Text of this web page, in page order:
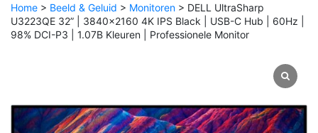
Home > Beeld & Geluid > Monitoren > DELL UltraSharp
U3223QE 32” | 3840×2160 4K IPS Black | USB-C Hub | 60Hz |
98% DCI-P3 | 1.07B Kleuren | Professionele Monitor